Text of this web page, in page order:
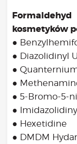
kosmetyków
●
● Diazolidinyl
●
●
● 5-Bromo-5-
●
● Hexetidine
● DMDM